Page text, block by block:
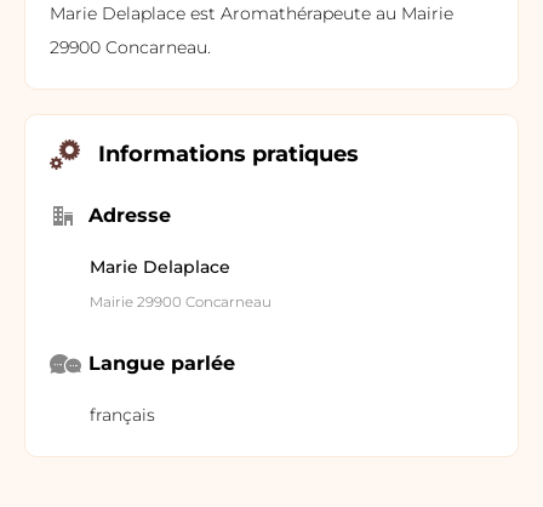
Marie Delaplace est Aromathérapeute au Mairie
29900 Concarneau.
Informations pratiques
Adresse
Marie Delaplace
Mairie 29900 Concarneau
Langue parlée
français